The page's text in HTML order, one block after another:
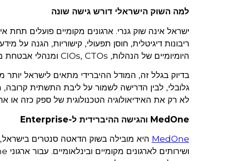
למה השוק הישראלי דורש גישה שונה
ישראל אינה שוק גנרי. ארגונים מקומיים פועלים תחת
ריבונות דיגיטלית, חוסן תפעולי, קישוריות, הגנה על
היומיומיים של הנהלות, CIOs, CTOs ומנהלי אבטחת מידע.
בדיוק בגלל זה, המודל ההיברידי מתאים לישראל
גלובלי, לבין הדרישה לשמור על ליבת התשתית
לא רק את האידיאולוגיה הטכנולוגית של ספק כזה או
MedOne והגישה ההיברידית ל-Enterprise
MedOne